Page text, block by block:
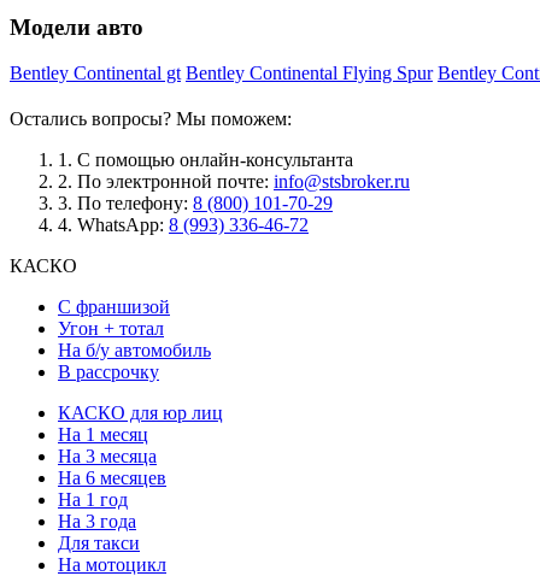
Модели авто
Bentley Continental gt Bentley Continental Flying Spur Bentley
Остались вопросы? Мы поможем:
1. С помощью онлайн-консультанта
2. По электронной почте: info@stsbroker.ru
3. По телефону: 8 (800) 101-70-29
4. WhatsApp: 8 (993) 336-46-72
КАСКО
С франшизой
Угон + тотал
На б/у автомобиль
В рассрочку
КАСКО для юр лиц
На 1 месяц
На 3 месяца
На 6 месяцев
На 1 год
На 3 года
Для такси
На мотоцикл